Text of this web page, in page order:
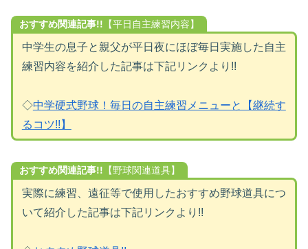
おすすめ関連記事!! 【平日自主練習内容】
中学生の息子と親父が平日夜にほぼ毎日実施した自主
練習内容を紹介した記事は下記リンクより!!
◇中学硬式野球！毎日の自主練習メニューと【継続す
るコツ!!】
おすすめ関連記事!! 【野球関連道具】
実際に練習、遠征等で使用したおすすめ野球道具につ
いて紹介した記事は下記リンクより!!